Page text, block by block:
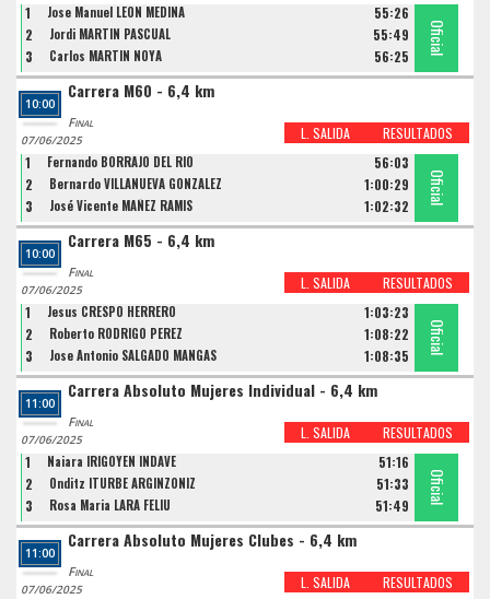
1 Jose Manuel LEON MEDINA 55:26
Oficial
2 Jordi MARTIN PASCUAL 55:49 Oficial
3 Carlos MARTIN NOYA 56:25
Oficial
10:00
Carrera M60 - 6,4 km
Final
L. SALIDA RESULTADOS
07/06/2025
1 Fernando BORRAJO DEL RIO 56:03
Oficial
2 Bernardo VILLANUEVA GONZALEZ 1:00:29 Oficial
3 José Vicente MAÑEZ RAMIS 1:02:32
Oficial
10:00
Carrera M65 - 6,4 km
Final
L. SALIDA RESULTADOS
07/06/2025
1 Jesus CRESPO HERRERO 1:03:23
Oficial
2 Roberto RODRIGO PEREZ 1:08:22 Oficial
3 Jose Antonio SALGADO MANGAS 1:08:35
Oficial
11:00
Carrera Absoluto Mujeres Individual - 6,4 km
Final
L. SALIDA RESULTADOS
07/06/2025
1 Naiara IRIGOYEN INDAVE 51:16
Oficial
2 Onditz ITURBE ARGINZONIZ 51:33 Oficial
3 Rosa Maria LARA FELIU 51:49
Oficial
11:00
Carrera Absoluto Mujeres Clubes - 6,4 km
Final
L. SALIDA RESULTADOS
07/06/2025